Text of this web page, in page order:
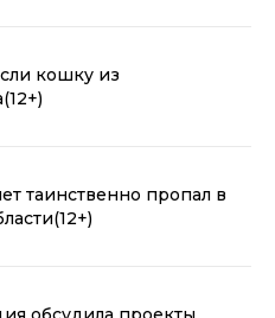
кошку из
(12+)
таинственно пропал в
(12+)